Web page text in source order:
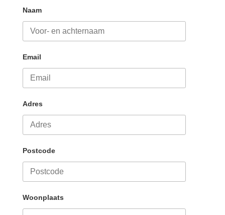
Naam
Email
Adres
Postcode
Woonplaats